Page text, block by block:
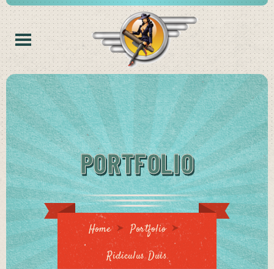
PORTFOLIO
Home
Portfolio
Ridiculus Duis